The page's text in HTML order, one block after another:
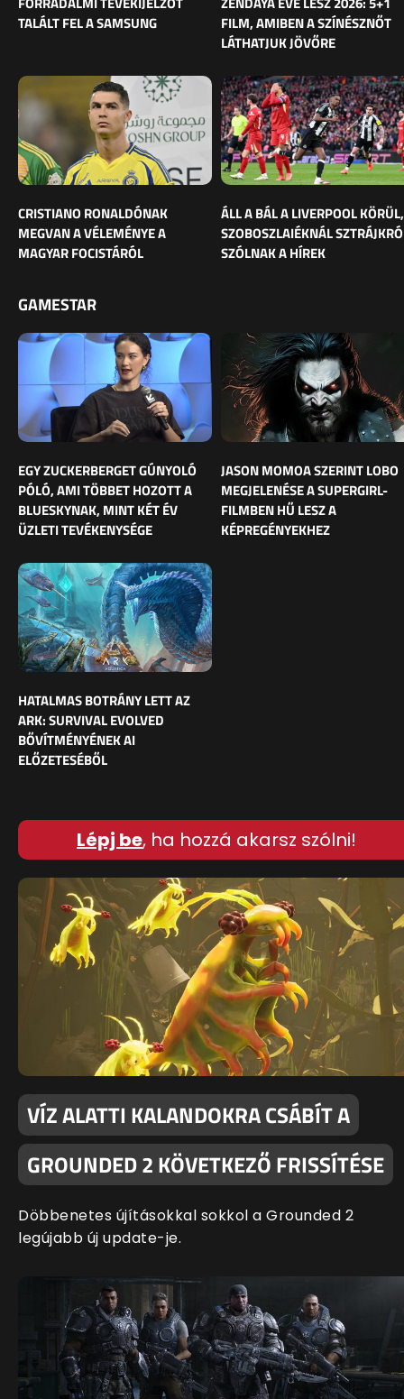
TALÁLT FEL A SAMSUNG
FILM, AMIBEN A SZÍNÉSZNŐT
LÁTHATJUK JÖVŐRE
CRISTIANO RONALDÓNAK
MEGVAN A VÉLEMÉNYE A
MAGYAR FOCISTÁRÓL
ÁLL A BÁL A LIVERPOOL KÖRÜL,
SZOBOSZLAIÉKNÁL
SZÓLNAK A HÍREK
GAMESTAR
EGY ZUCKERBERGET GÚNYOLÓ
PÓLÓ, AMI TÖBBET HOZOTT A
BLUESKYNAK, MINT KÉT ÉV
ÜZLETI TEVÉKENYSÉGE
JASON MOMOA SZERINT LOBO
MEGJELENÉSE A SUPERGIRL-
FILMBEN HŰ LESZ A
KÉPREGÉNYEKHEZ
HATALMAS BOTRÁNY LETT AZ
ARK: SURVIVAL EVOLVED
BŐVÍTMÉNYÉNEK AI
ELŐZETESÉBŐL
Lépj be, ha hozzá akarsz szólni!
VÍZ ALATTI KALANDOKRA CSÁBÍT A
GROUNDED 2 KÖVETKEZŐ FRISSÍTÉSE
Döbbenetes újításokkal sokkol a Grounded 2
legújabb új update-je.